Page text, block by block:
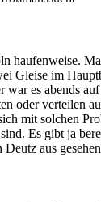
haufenweise.
Gleise im
war es abends
oder verteilen
mit solchen
Es gibt ja
aus